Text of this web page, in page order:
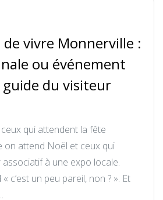
de vivre Monnerville :
ou événement
guide du visiteur
qui attendent la fête
on attend Noël et ceux qui
associatif à une expo locale.
c’est un peu pareil, non ? ». Et